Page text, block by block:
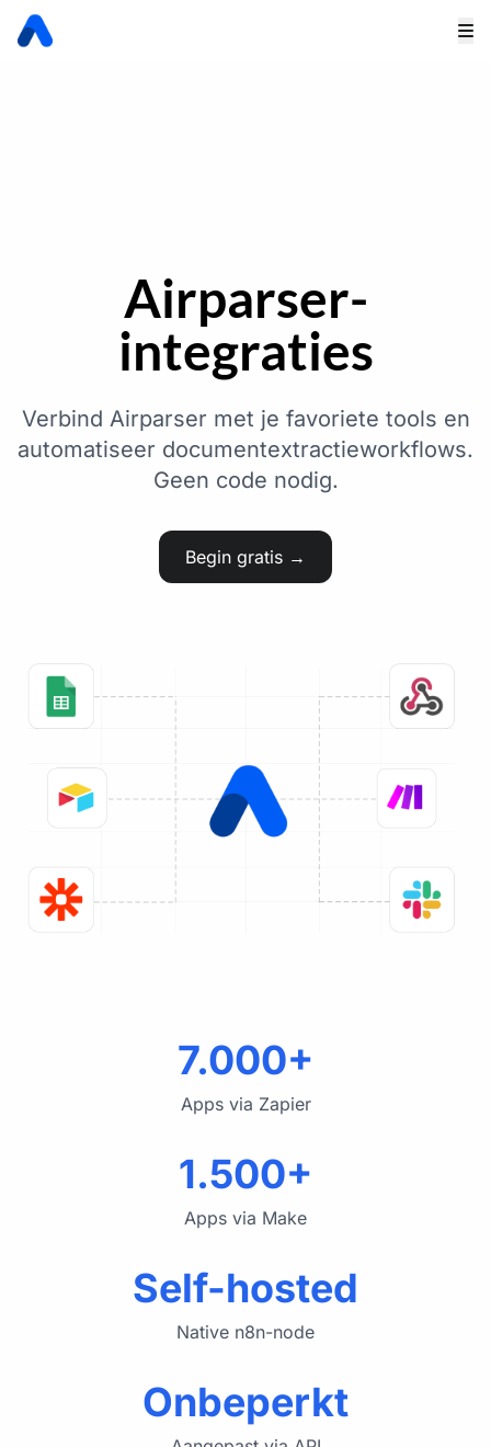
Airparser-
integraties
Verbind Airparser met je favoriete tools en
automatiseer documentextractieworkflows.
Geen code nodig.
Begin gratis →
7.000+
Apps via Zapier
1.500+
Apps via Make
Self-hosted
Native n8n-node
Onbeperkt